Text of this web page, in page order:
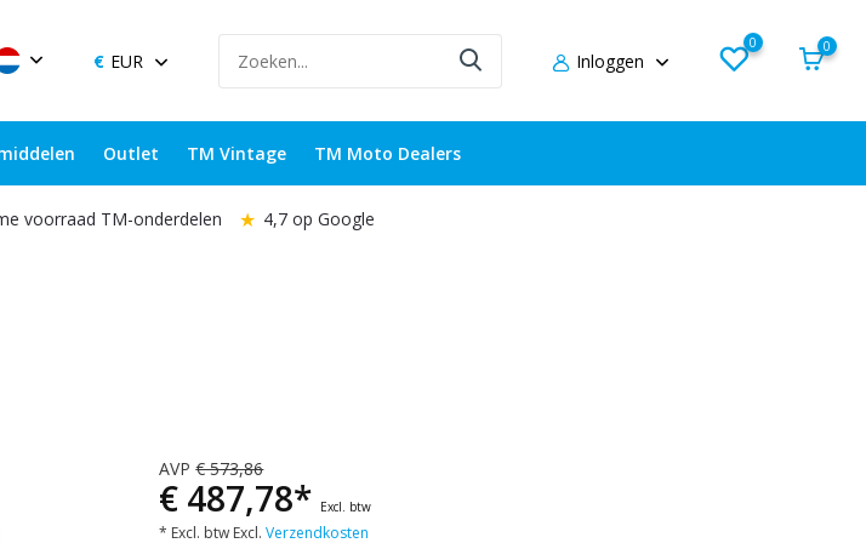
EUR Inloggen
0 0
Outlet TM Vintage TM Moto Dealers
voorraad TM-onderdelen ★ 4,7 op Google
AVP€ 573,86
€ 487,78* Excl. btw
* Excl. btw Excl.Verzendkosten